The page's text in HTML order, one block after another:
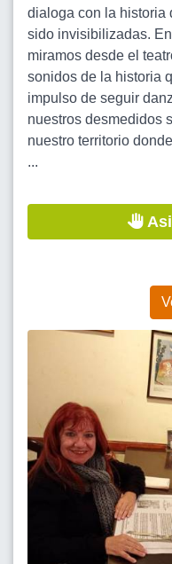
dialoga con la historia
sido invisibilizadas.
miramos desde el
sonidos de la historia
impulso de seguir
nuestros desmedidos
nuestro territorio
...